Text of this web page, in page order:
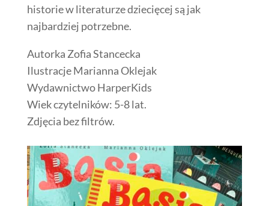
historie w literaturze dziecięcej są jak
najbardziej potrzebne.
Autorka Zofia Stancecka
Ilustracje Marianna Oklejak
Wydawnictwo HarperKids
Wiek czytelników: 5-8 lat.
Zdjęcia bez filtrów.